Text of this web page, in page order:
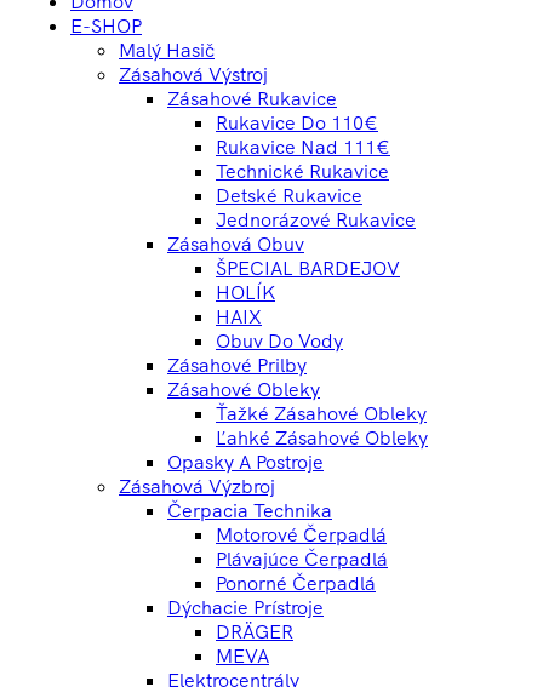
E-SHOP
Malý Hasič
Zásahová Výstroj
Zásahové Rukavice
Rukavice Do 110€
Rukavice Nad 111€
Technické Rukavice
Detské Rukavice
Jednorázové Rukavice
Zásahová Obuv
ŠPECIAL BARDEJOV
HOLÍK
HAIX
Obuv Do Vody
Zásahové Prilby
Zásahové Obleky
Ťažké Zásahové Obleky
Ľahké Zásahové Obleky
Opasky A Postroje
Zásahová Výzbroj
Čerpacia Technika
Motorové Čerpadlá
Plávajúce Čerpadlá
Ponorné Čerpadlá
Dýchacie Prístroje
DRÄGER
MEVA
Elektrocentrály